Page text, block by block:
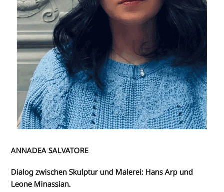
ANNADEA SALVATORE
Dialog zwischen Skulptur und Malerei: Hans Arp und
Leone Minassian.